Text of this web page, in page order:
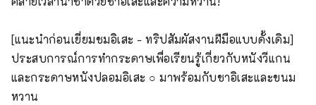
[แนะนำก่อนเยี่ยมชมอิเสะ - ทริปสัมผัสงานฝีมือแบบดั้งเดิม]
ประสบการณ์การทำกระดาษเพื่อเรียนรู้เกี่ยวกับหนังวีแกน
และกระดาษหนังปลอมอิเสะ ○ มาพร้อมกับชาอิเสะและขนม
หวาน